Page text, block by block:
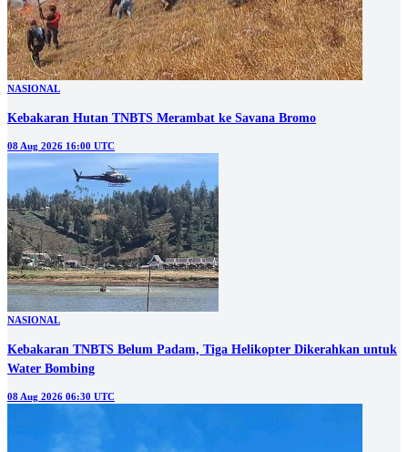
NASIONAL
Kebakaran Hutan TNBTS Merambat ke Savana Bromo
08 Aug 2026 16:00 UTC
NASIONAL
Kebakaran TNBTS Belum Padam, Tiga Helikopter Dikerahkan untuk
Water Bombing
08 Aug 2026 06:30 UTC